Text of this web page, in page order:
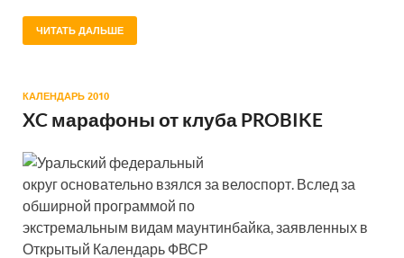
ЧИТАТЬ ДАЛЬШЕ
КАЛЕНДАРЬ 2010
XC марафоны от клуба PROBIKE
Уральский федеральный
округ основательно взялся за велоспорт. Вслед за
обширной программой по
экстремальным видам маунтинбайка, заявленных в
Открытый Календарь ФВСР